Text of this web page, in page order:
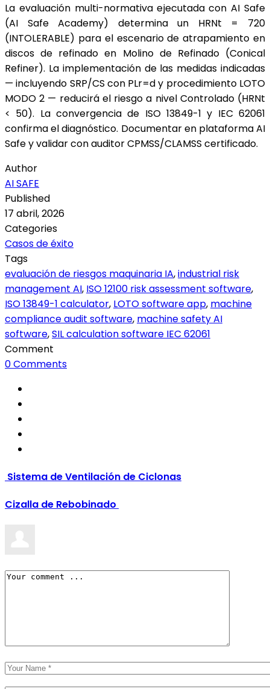
La evaluación multi-normativa ejecutada con AI Safe
(AI Safe Academy) determina un HRNt = 720
(INTOLERABLE) para el escenario de atrapamiento en
discos de refinado en Molino de Refinado (Conical
Refiner). La implementación de las medidas indicadas
— incluyendo SRP/CS con PLr=d y procedimiento LOTO
MODO 2 — reducirá el riesgo a nivel Controlado (HRNt
< 50). La convergencia de ISO 13849-1 y IEC 62061
confirma el diagnóstico. Documentar en plataforma AI
Safe y validar con auditor CPMSS/CLAMSS certificado.
Author
AI SAFE
Published
17 abril, 2026
Categories
Casos de éxito
Tags
evaluación de riesgos maquinaria IA,industrial risk
management AI, ISO 12100 risk assessment software,
ISO 13849-1 calculator, LOTO software app, machine
compliance audit software, machine safety AI
software,SIL calculation software IEC 62061
Comment
0 Comments
Sistema de Ventilación de Ciclonas
Cizalla de Rebobinado